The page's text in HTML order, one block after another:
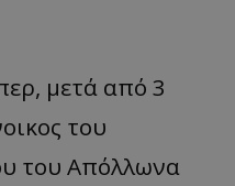
μετά από 3
του
του Απόλλωνα